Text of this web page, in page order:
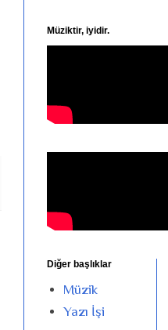
Müziktir, iyidir.
Diğer başlıklar
Müzik
Yazı İşi